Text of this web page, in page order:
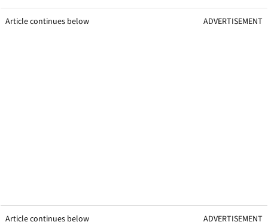
Article continues below ADVERTISEMENT
Article continues below ADVERTISEMENT